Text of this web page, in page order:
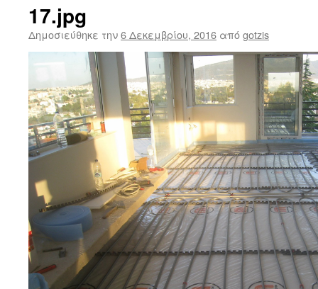
17.jpg
Δημοσιεύθηκε την6 Δεκεμβρίου, 2016 απόgotzis